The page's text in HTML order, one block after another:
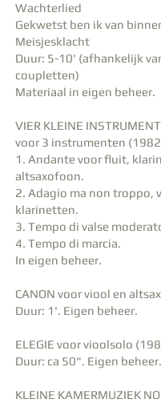
Wachterlied
Gekwetst ben ik van
Meisjesklacht
Duur: 5-10' (afhankelijk
coupletten)
Materiaal in eigen beheer.
VIER KLEINE
voor 3 instrumenten
1. Andante voor fluit,
altsaxofoon.
2. Adagio ma non troppo,
klarinetten.
3. Tempo di valse
4. Tempo di marcia.
In eigen beheer.
CANON voor viool en
Duur: 1'. Eigen beheer.
ELEGIE voor vioolsolo
Duur: ca 50". Eigen beheer.
KLEINE KAMERMUZIEK